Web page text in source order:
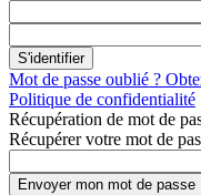
Mot de passe oublié ?
Politique de confidentialité
Récupération de mot de
Récupérer votre mot de